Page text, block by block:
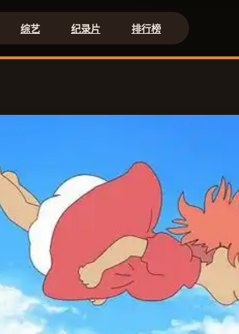
综艺 纪录片 排行榜